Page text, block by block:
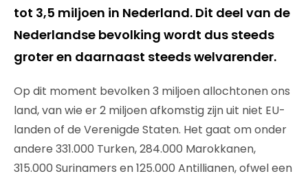
tot 3,5 miljoen in Nederland. Dit deel van de
Nederlandse bevolking wordt dus steeds
groter en daarnaast steeds welvarender.
Op dit moment bevolken 3 miljoen allochtonen ons
land, van wie er 2 miljoen afkomstig zijn uit niet EU-
landen of de Verenigde Staten. Het gaat om onder
andere 331.000 Turken, 284.000 Marokkanen,
315.000 Surinamers en 125.000 Antillianen, ofwel een